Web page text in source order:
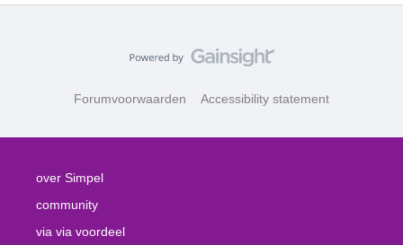
Forumvoorwaarden Accessibility statement
over Simpel
community
via via voordeel